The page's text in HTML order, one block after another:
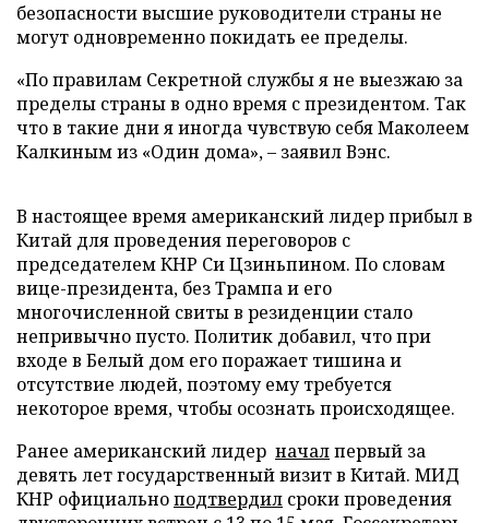
безопасности высшие руководители страны не
могут одновременно покидать ее пределы.
«По правилам Секретной службы я не выезжаю за
пределы страны в одно время с президентом. Так
что в такие дни я иногда чувствую себя Маколеем
Калкиным из «Один дома», – заявил Вэнс.
В настоящее время американский лидер прибыл в
Китай для проведения переговоров с
председателем КНР Си Цзиньпином. По словам
вице-президента, без Трампа и его
многочисленной свиты в резиденции стало
непривычно пусто. Политик добавил, что при
входе в Белый дом его поражает тишина и
отсутствие людей, поэтому ему требуется
некоторое время, чтобы осознать происходящее.
Ранее американский лидер началпервый за
девять лет государственный визит в Китай. МИД
КНР официальноподтвердил сроки проведения